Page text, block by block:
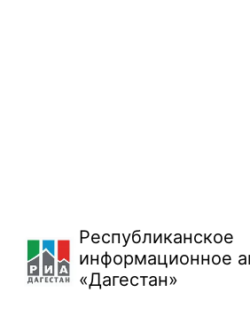
Республиканское
информационное
«Дагестан»